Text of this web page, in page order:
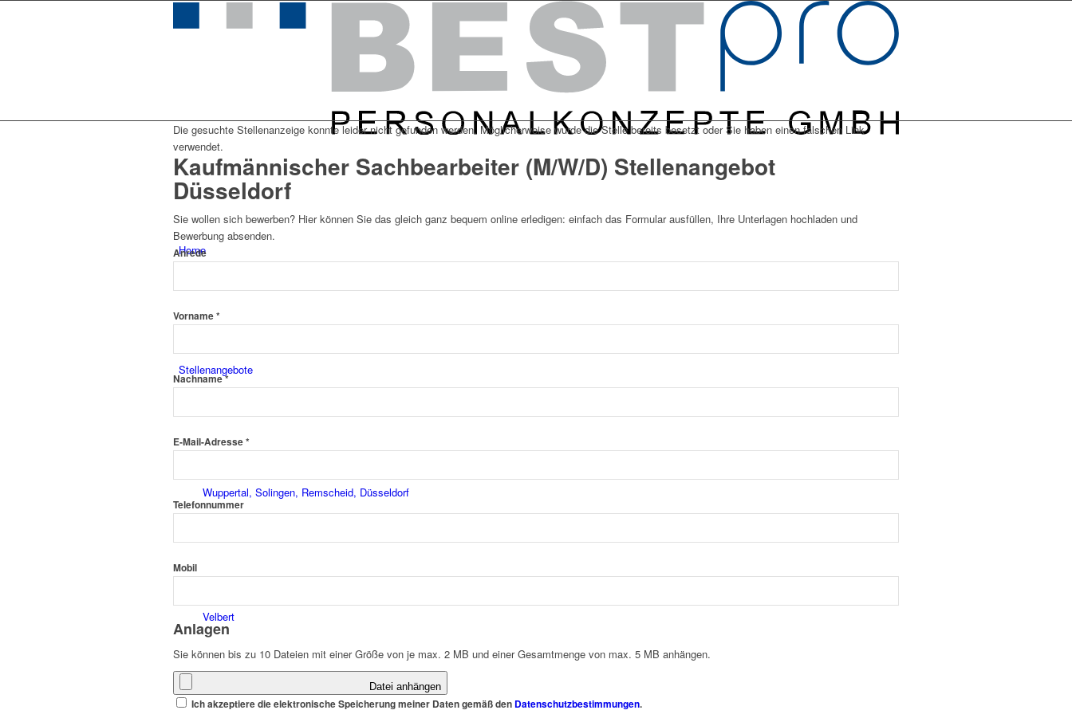
Home
Stellenangebote
Wuppertal, Solingen, Remscheid, Düsseldorf
Velbert
Die gesuchte Stellenanzeige konnte leider nicht gefunden werden. Möglicherweise wurde die Stelle bereits besetzt oder Sie haben einen falschen Link
verwendet.
Kaufmännischer Sachbearbeiter (M/W/D) Stellenangebot
Düsseldorf
Sie wollen sich bewerben? Hier können Sie das gleich ganz bequem online erledigen: einfach das Formular ausfüllen, Ihre Unterlagen hochladen und
Bewerbung absenden.
Anrede
Vorname *
Nachname *
E-Mail-Adresse *
Telefonnummer
Mobil
Anlagen
Sie können bis zu 10 Dateien mit einer Größe von je max. 2 MB und einer Gesamtmenge von max. 5 MB anhängen.
Datei anhängen
Ich akzeptiere die elektronische Speicherung meiner Daten gemäß den Datenschutzbestimmungen.